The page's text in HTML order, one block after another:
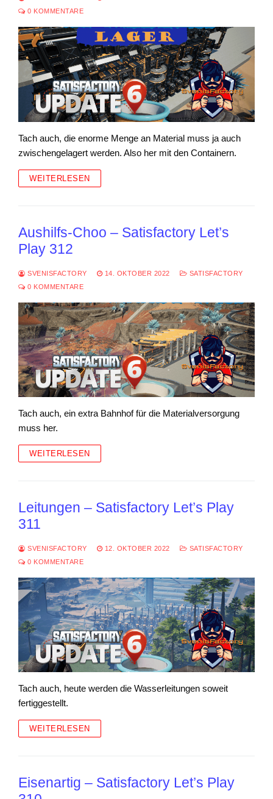
0 KOMMENTARE
Tach auch, die enorme Menge an Material muss ja auch
zwischengelagert werden. Also her mit den Containern.
WEITERLESEN
Aushilfs-Choo – Satisfactory Let’s
Play 312
SVENISFACTORY 14. OKTOBER 2022
SATISFACTORY
0 KOMMENTARE
Tach auch, ein extra Bahnhof für die Materialversorgung
muss her.
WEITERLESEN
Leitungen – Satisfactory Let’s Play
311
SVENISFACTORY 12. OKTOBER 2022
SATISFACTORY
0 KOMMENTARE
Tach auch, heute werden die Wasserleitungen soweit
fertiggestellt.
WEITERLESEN
Eisenartig – Satisfactory Let’s Play